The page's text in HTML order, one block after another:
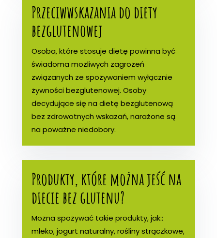
Przeciwwskazania do diety
bezglutenowej
Osoba, które stosuje dietę powinna być
świadoma możliwych zagrożeń
związanych ze spożywaniem wyłącznie
żywności bezglutenowej. Osoby
decydujące się na dietę bezglutenową
bez zdrowotnych wskazań, narażone są
na poważne niedobory.
Produkty, które można jeść na
diecie bez glutenu?
Można spożywać takie produkty, jak::
mleko, jogurt naturalny, rośliny strączkowe,